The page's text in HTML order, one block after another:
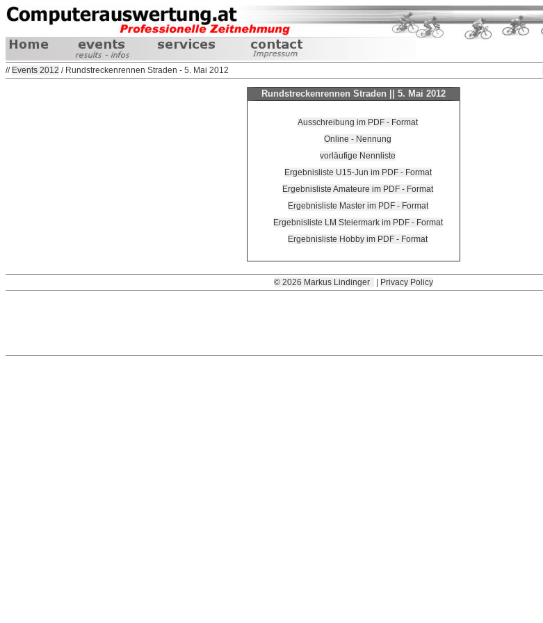
// Events 2012 / Rundstreckenrennen Straden - 5. Mai 2012
Rundstreckenrennen Straden || 5. Mai 2012
Ausschreibung im PDF - Format
Online - Nennung
vorläufige Nennliste
Ergebnisliste U15-Jun im PDF - Format
Ergebnisliste Amateure im PDF - Format
Ergebnisliste Master im PDF - Format
Ergebnisliste LM Steiermark im PDF - Format
Ergebnisliste Hobby im PDF - Format
© 2026 Markus Lindinger Privacy Policy